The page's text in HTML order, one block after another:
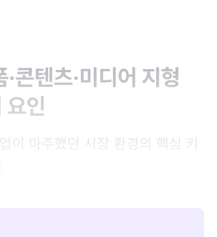
콘텐츠·미디어 지형
요인
이 마주했던 시장 환경의 핵심 키